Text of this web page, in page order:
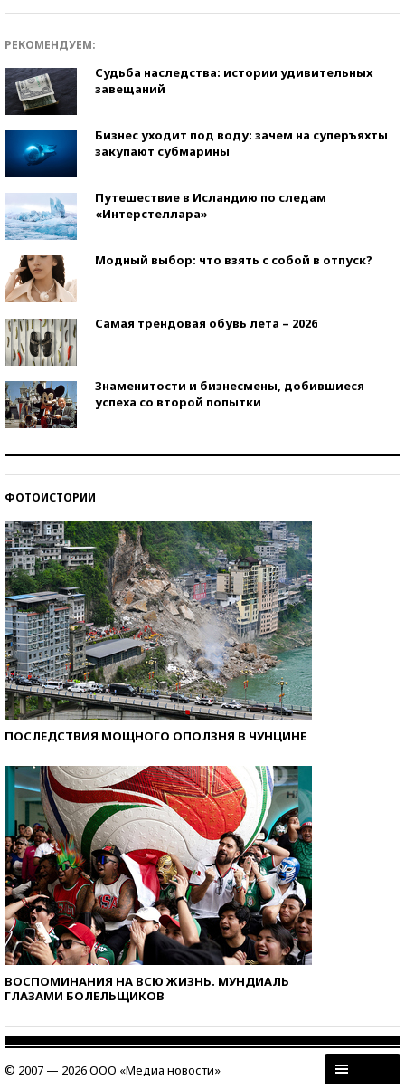
РЕКОМЕНДУЕМ:
Судьба наследства: истории удивительных
завещаний
Бизнес уходит под воду: зачем на суперъяхты
закупают субмарины
Путешествие в Исландию по следам
«Интерстеллара»
Модный выбор: что взять с собой в отпуск?
Самая трендовая обувь лета – 2026
Знаменитости и бизнесмены, добившиеся
успеха со второй попытки
ФОТОИСТОРИИ
ПОСЛЕДСТВИЯ МОЩНОГО ОПОЛЗНЯ В ЧУНЦИНЕ
ВОСПОМИНАНИЯ НА ВСЮ ЖИЗНЬ. МУНДИАЛЬ
ГЛАЗАМИ БОЛЕЛЬЩИКОВ
© 2007 — 2026 ООО «Медиа новости»